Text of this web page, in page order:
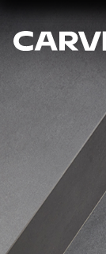
Informativa
Le